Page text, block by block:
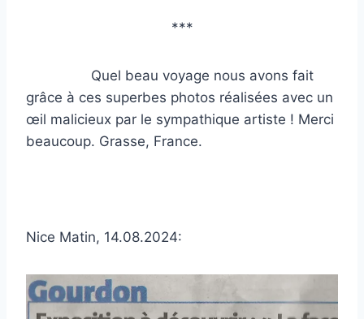
***
Quel beau voyage nous avons fait
grâce à ces superbes photos réalisées avec un
œil malicieux par le sympathique artiste ! Merci
beaucoup. Grasse, France.
Nice Matin, 14.08.2024: